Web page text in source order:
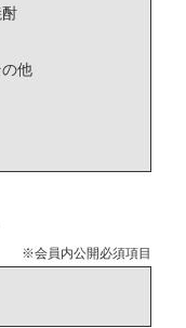
の他
※会員内公開必須項目